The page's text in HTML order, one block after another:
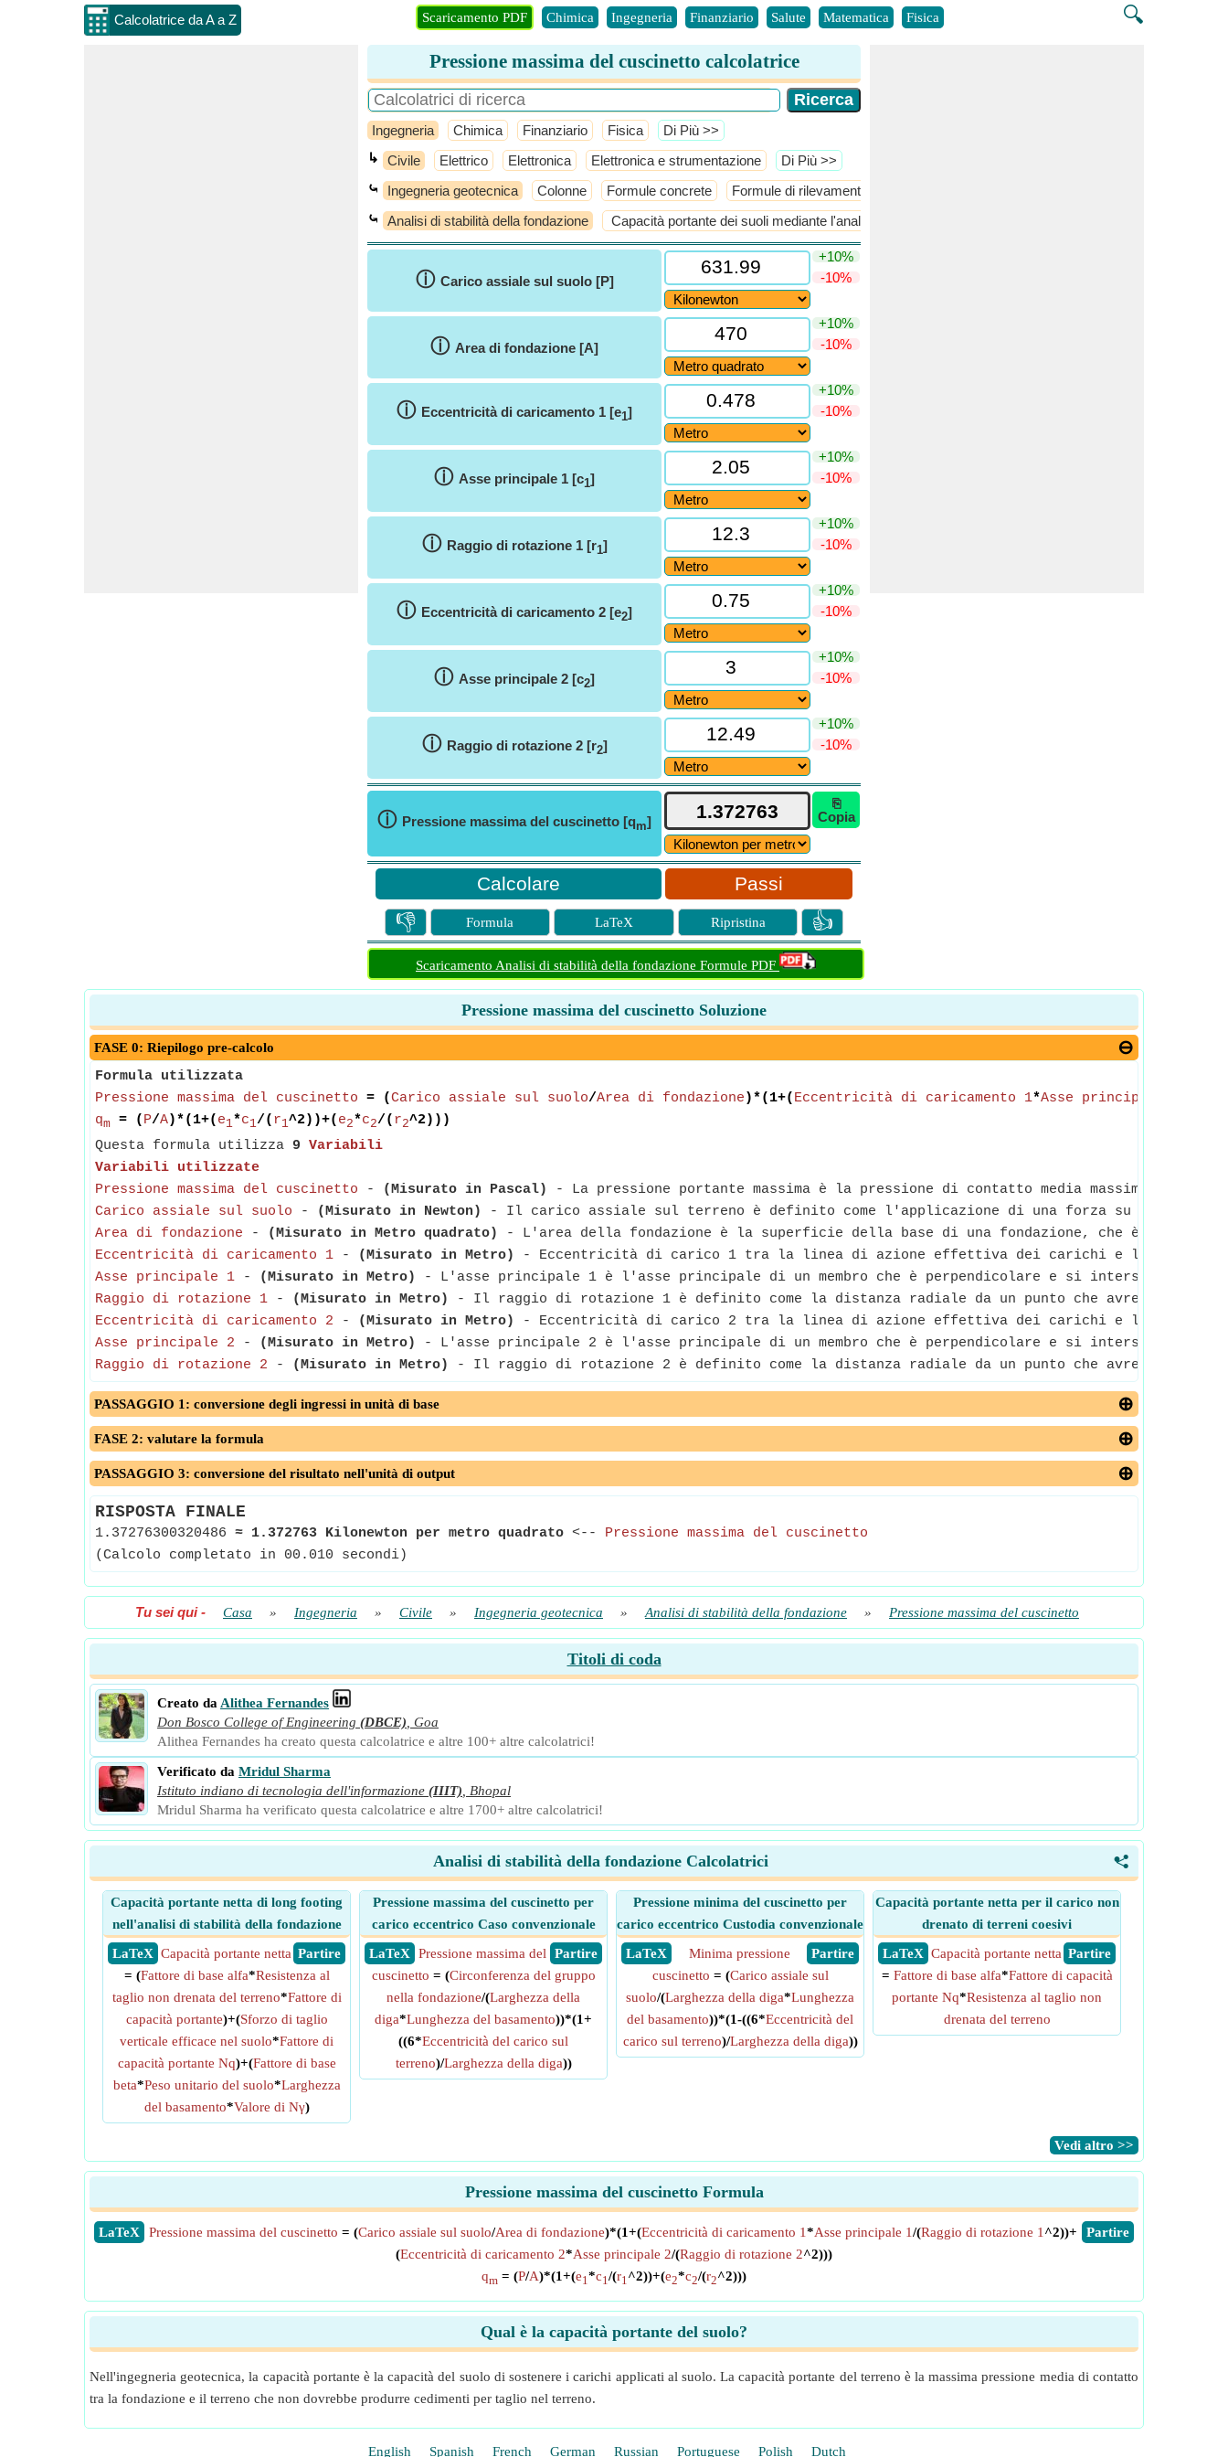
Calcolatrice da A a Z 🔍
Scaricamento PDF Chimica Ingegneria Finanziario Salute Matematica Fisica
Pressione massima del cuscinetto calcolatrice
Ingegneria Chimica Finanziario Fisica ​Di Più >>
↳ Civile Elettrico Elettronica Elettronica e strumentazione ​Di Più >>
⤿ Ingegneria geotecnica Colonne Formule concrete Formule di rilevamento
⤿ Analisi di stabilità della fondazione Capacità portante dei suoli mediante l'analisi di Meyerhof
ⓘ Carico assiale sul suolo [P]
+10%
-10%
ⓘ Area di fondazione [A]
+10%
-10%
ⓘ Eccentricità di caricamento 1 [e1]
+10%
-10%
ⓘ Asse principale 1 [c1]
+10%
-10%
ⓘ Raggio di rotazione 1 [r1]
+10%
-10%
ⓘ Eccentricità di caricamento 2 [e2]
+10%
-10%
ⓘ Asse principale 2 [c2]
+10%
-10%
ⓘ Raggio di rotazione 2 [r2]
+10%
-10%
ⓘ Pressione massima del cuscinetto [qm]
⎘
Copia
Passi
👎 Formula LaTeX Ripristina 👍
Scaricamento Analisi di stabilità della fondazione Formule PDF
Pressione massima del cuscinetto Soluzione
FASE 0: Riepilogo pre-calcolo
Formula utilizzata
Pressione massima del cuscinetto = (Carico assiale sul suolo/Area di fondazione )*(1+( Eccentricità di caricamento 1*Asse principale 1
qm = ( P/A)*(1+( e1*c1/( r1^2))+( e2*c2/( r2^2)))
Questa formula utilizza 9 Variabili
Variabili utilizzate
Pressione massima del cuscinetto - (Misurato in Pascal)
- La pressione portante massima è la pressione di contatto media massima tra
Carico assiale sul suolo - (Misurato in Newton)
- Il carico assiale sul terreno è definito come l'applicazione di una forza su una
Area di fondazione - (Misurato in Metro quadrato)
- L'area della fondazione è la superficie della base di una fondazione, che è una
Eccentricità di caricamento 1 - (Misurato in Metro)
- Eccentricità di carico 1 tra la linea di azione effettiva dei carichi e la linea di
Asse principale 1 - (Misurato in Metro)
- L'asse principale 1 è l'asse principale di un membro che è perpendicolare e si interseca al
Raggio di rotazione 1 - (Misurato in Metro)
- Il raggio di rotazione 1 è definito come la distanza radiale da un punto che avrebbe un
Eccentricità di caricamento 2 - (Misurato in Metro)
- Eccentricità di carico 2 tra la linea di azione effettiva dei carichi e la linea di
Asse principale 2 - (Misurato in Metro)
- L'asse principale 2 è l'asse principale di un membro che è perpendicolare e si interseca al
Raggio di rotazione 2 - (Misurato in Metro) - Il raggio di rotazione 2 è definito come la distanza radiale da un punto che avrebbe un
PASSAGGIO 1: conversione degli ingressi in unità di base
FASE 2: valutare la formula
PASSAGGIO 3: conversione del risultato nell'unità di output
RISPOSTA FINALE
1.37276300320486 ≈ 1.372763 Kilonewton per metro quadrato <-- Pressione massima del cuscinetto
(Calcolo completato in 00.010 secondi)
Tu sei qui- Casa » Ingegneria » Civile » Ingegneria geotecnica » Analisi di stabilità della fondazione » Pressione massima del cuscinetto
Titoli di coda
Creato da Alithea Fernandes
Don Bosco College of Engineering (DBCE) Goa
Alithea Fernandes ha creato questa calcolatrice e altre 100+ altre calcolatrici!
Verificato da Mridul Sharma
Istituto indiano di tecnologia dell'informazione (IIIT)
Bhopal
Mridul Sharma ha verificato questa calcolatrice e altre 1700+ altre calcolatrici!
<
Analisi di stabilità della fondazione Calcolatrici
Capacità portante netta di long footing
nell'analisi di stabilità della fondazione
​ LaTeX
​ Partire
Capacità portante netta
= (Fattore di base alfa*Resistenza al
taglio non drenata del terreno*Fattore di
capacità portante)+(Sforzo di taglio
verticale efficace nel suolo*Fattore di
capacità portante Nq)+(Fattore di base
beta*Peso unitario del suolo*Larghezza
del basamento*Valore di Nγ)
Pressione massima del cuscinetto per
carico eccentrico Caso convenzionale
​ LaTeX
​ Partire
Pressione massima del
cuscinetto = (Circonferenza del gruppo
nella fondazione/(Larghezza della
diga*Lunghezza del basamento))*(1+
((6*Eccentricità del carico sul
terreno)/Larghezza della diga))
Pressione minima del cuscinetto per
carico eccentrico Custodia convenzionale
​ LaTeX
​ Partire
Minima pressione
cuscinetto = (Carico assiale sul
suolo/(Larghezza della diga*Lunghezza
del basamento))*(1-((6*Eccentricità del
carico sul terreno)/Larghezza della diga))
Capacità portante netta per il carico non
drenato di terreni coesivi
​ LaTeX
​ Partire
Capacità portante netta
= Fattore di base alfa*Fattore di capacità
portante Nq*Resistenza al taglio non
drenata del terreno
​Vedi altro >>
Pressione massima del cuscinetto Formula
​LaTeX ​Partire
Pressione massima del cuscinetto = (Carico assiale sul suolo/Area di fondazione)*(1+(Eccentricità di caricamento 1*Asse principale 1/(Raggio di rotazione 1 ^2))+
(Eccentricità di caricamento 2*Asse principale 2/(Raggio di rotazione 2^2)))
qm = (P/A)*(1+(e1*c1/(r1^2))+(e2*c2/(r2^2)))
Qual è la capacità portante del suolo?
Nell'ingegneria geotecnica, la capacità portante è la capacità del suolo di sostenere i carichi applicati al suolo. La capacità portante del terreno è la massima pressione media di contatto
tra la fondazione e il terreno che non dovrebbe produrre cedimenti per taglio nel terreno.
English Spanish French German Russian Portuguese Polish Dutch